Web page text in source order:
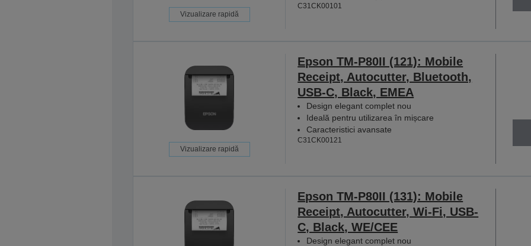
Vizualizare rapidă
C31CK00101
Vizualizare rapidă
Epson TM-P80II (121): Mobile
Receipt, Autocutter, Bluetooth,
USB-C, Black, EMEA
Design elegant complet nou
Ideală pentru utilizarea în mișcare
Caracteristici avansate
C31CK00121
Epson TM-P80II (131): Mobile
Receipt, Autocutter, Wi-Fi, USB-
C, Black, WE/CEE
Design elegant complet nou